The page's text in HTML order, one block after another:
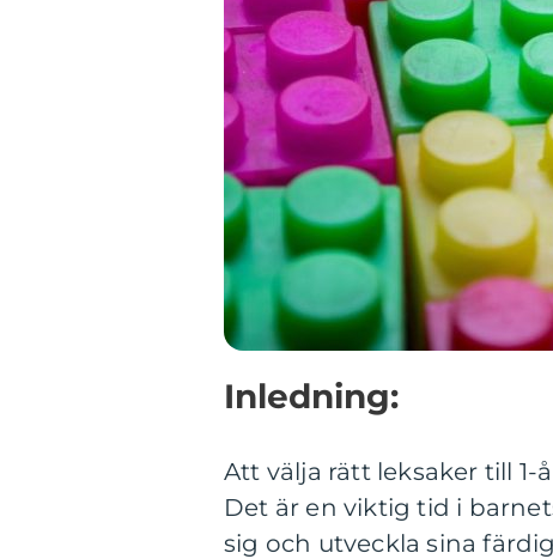
Inledning:
Att välja rätt leksaker till
Det är en viktig tid i
sig och utveckla sina